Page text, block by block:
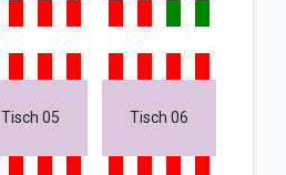
Tisch 05 Tisch 06